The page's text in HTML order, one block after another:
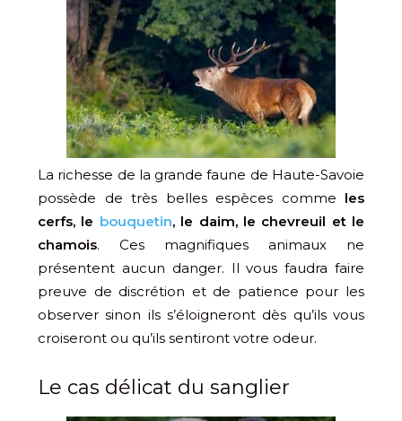
La richesse de la grande faune de Haute-Savoie
possède de très belles espèces comme les
cerfs, le bouquetin, le daim, le chevreuil et le
chamois. Ces magnifiques animaux ne
présentent aucun danger. Il vous faudra faire
preuve de discrétion et de patience pour les
observer sinon ils s’éloigneront dès qu’ils vous
croiseront ou qu’ils sentiront votre odeur.
Le cas délicat du sanglier